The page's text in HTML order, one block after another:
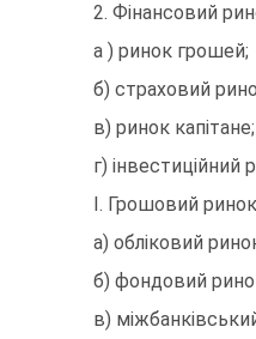
2. Фінансовий
а ) ринок грошей;
б) страховий
в) ринок капітане;
г) інвестиційний
І. Грошовий
а) обліковий
б) фондовий
в)